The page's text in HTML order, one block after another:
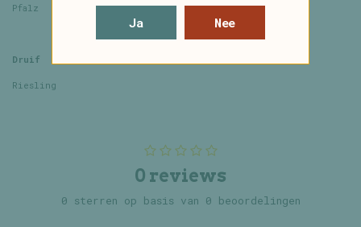
Pfalz
Druif
Riesling
0 reviews
0 sterren op basis van 0 beoordelingen
Ja Nee